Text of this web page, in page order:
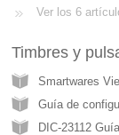
Ver los 6
Timbres y
Guía de
DIC-23112